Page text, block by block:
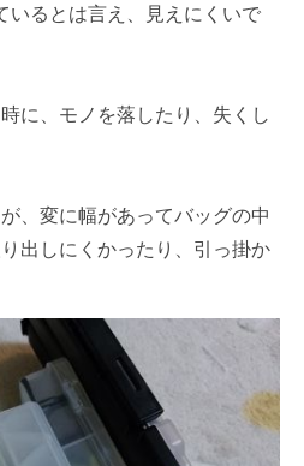
いるとは言え、見えにくいで
に、モノを落したり、失くし
、変に幅があってバッグの中
出しにくかったり、引っ掛か